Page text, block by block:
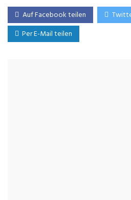
Auf Facebook teilen
Per E-Mail teilen